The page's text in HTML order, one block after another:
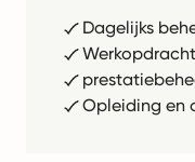
Dagelijks
Opleiding en